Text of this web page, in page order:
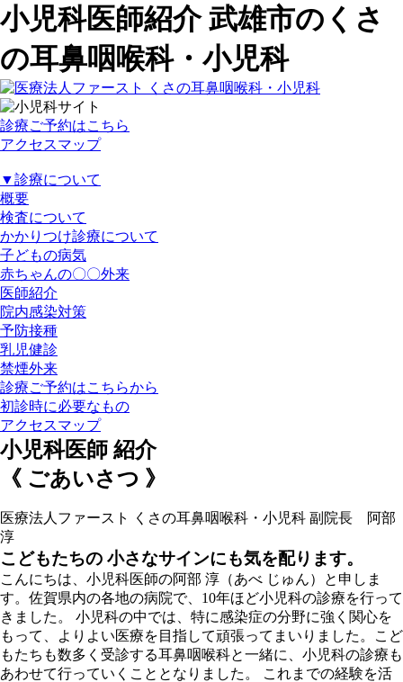
小児科医師紹介 武雄市のくさ
の耳鼻咽喉科・小児科
診療ご予約はこちら
アクセスマップ
▼診療について
概要
検査について
かかりつけ診療について
子どもの病気
赤ちゃんの〇〇外来
医師紹介
院内感染対策
予防接種
乳児健診
禁煙外来
診療ご予約はこちらから
初診時に必要なもの
アクセスマップ
小児科医師 紹介
《 ごあいさつ 》
医療法人ファースト くさの耳鼻咽喉科・小児科 副院長 阿部
淳
こどもたちの 小さなサインにも気を配ります。
こんにちは、小児科医師の阿部 淳（あべ じゅん）と申しま
す。佐賀県内の各地の病院で、10年ほど小児科の診療を行って
きました。 小児科の中では、特に感染症の分野に強く関心を
もって、よりよい医療を目指して頑張ってまいりました。こど
もたちも数多く受診する耳鼻咽喉科と一緒に、小児科の診療も
あわせて行っていくこととなりました。 これまでの経験を活